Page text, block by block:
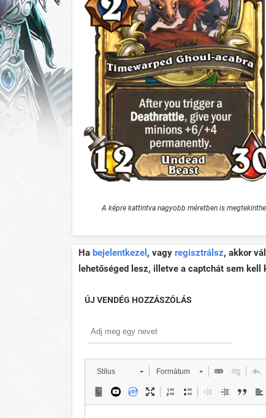
A képre kattintva nagyobb méretben is
Ha bejelentkezel , vagy regisztrálsz, akkor
lehetőséged lesz, illetve a captchát sem kell
ÚJ VENDÉG HOZZÁSZÓLÁS
Stílus Formátum